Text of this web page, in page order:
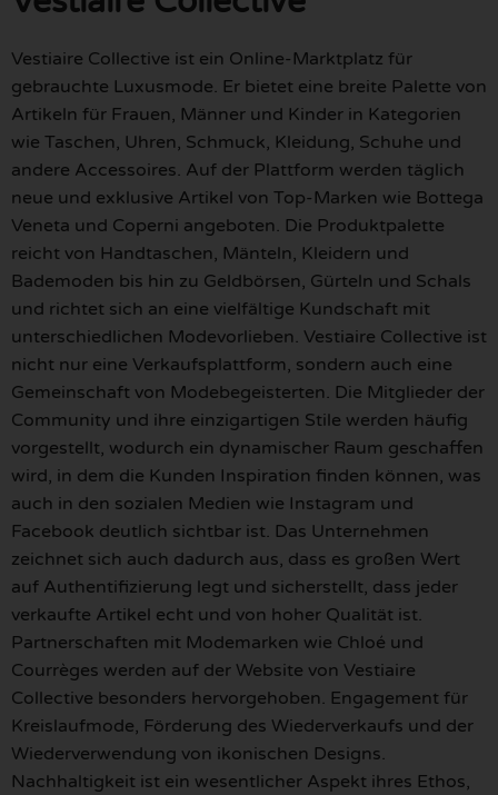
Vestiaire Collective ist ein Online-Marktplatz für
gebrauchte Luxusmode. Er bietet eine breite Palette von
Artikeln für Frauen, Männer und Kinder in Kategorien
wie Taschen, Uhren, Schmuck, Kleidung, Schuhe und
andere Accessoires. Auf der Plattform werden täglich
neue und exklusive Artikel von Top-Marken wie Bottega
Veneta und Coperni angeboten. Die Produktpalette
reicht von Handtaschen, Mänteln, Kleidern und
Bademoden bis hin zu Geldbörsen, Gürteln und Schals
und richtet sich an eine vielfältige Kundschaft mit
unterschiedlichen Modevorlieben. Vestiaire Collective ist
nicht nur eine Verkaufsplattform, sondern auch eine
Gemeinschaft von Modebegeisterten. Die Mitglieder der
Community und ihre einzigartigen Stile werden häufig
vorgestellt, wodurch ein dynamischer Raum geschaffen
wird, in dem die Kunden Inspiration finden können, was
auch in den sozialen Medien wie Instagram und
Facebook deutlich sichtbar ist. Das Unternehmen
zeichnet sich auch dadurch aus, dass es großen Wert
auf Authentifizierung legt und sicherstellt, dass jeder
verkaufte Artikel echt und von hoher Qualität ist.
Partnerschaften mit Modemarken wie Chloé und
Courrèges werden auf der Website von Vestiaire
Collective besonders hervorgehoben. Engagement für
Kreislaufmode, Förderung des Wiederverkaufs und der
Wiederverwendung von ikonischen Designs.
Nachhaltigkeit ist ein wesentlicher Aspekt ihres Ethos,